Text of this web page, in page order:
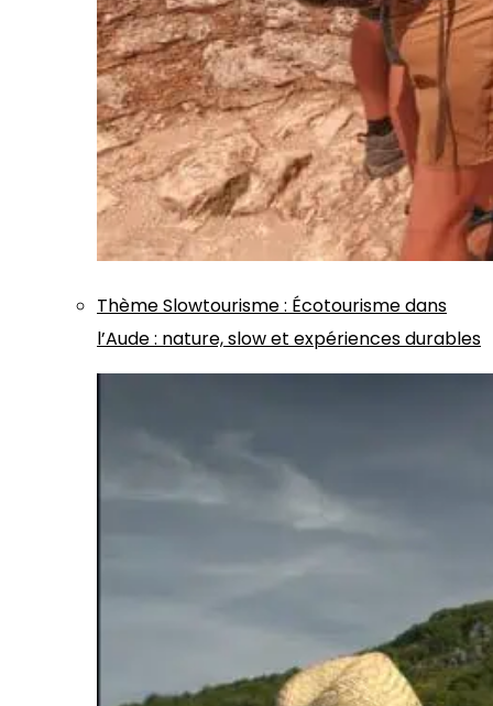
ThèmeSlowtourisme: Écotourisme dans
l’Aude : nature, slow et expériences durables